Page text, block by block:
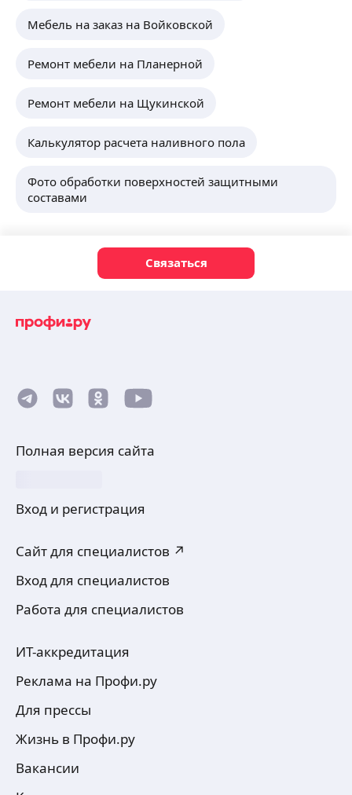
Мебель на заказ на Войковской
Ремонт мебели на Планерной
Ремонт мебели на Щукинской
Калькулятор расчета наливного пола
Фото обработки поверхностей защитными
составами
Связаться
Полная версия сайта
Вход и регистрация
Сайт для специалистов ↗
Вход для специалистов
Работа для специалистов
ИТ-аккредитация
Реклама на Профи.ру
Для прессы
Жизнь в Профи.ру
Вакансии